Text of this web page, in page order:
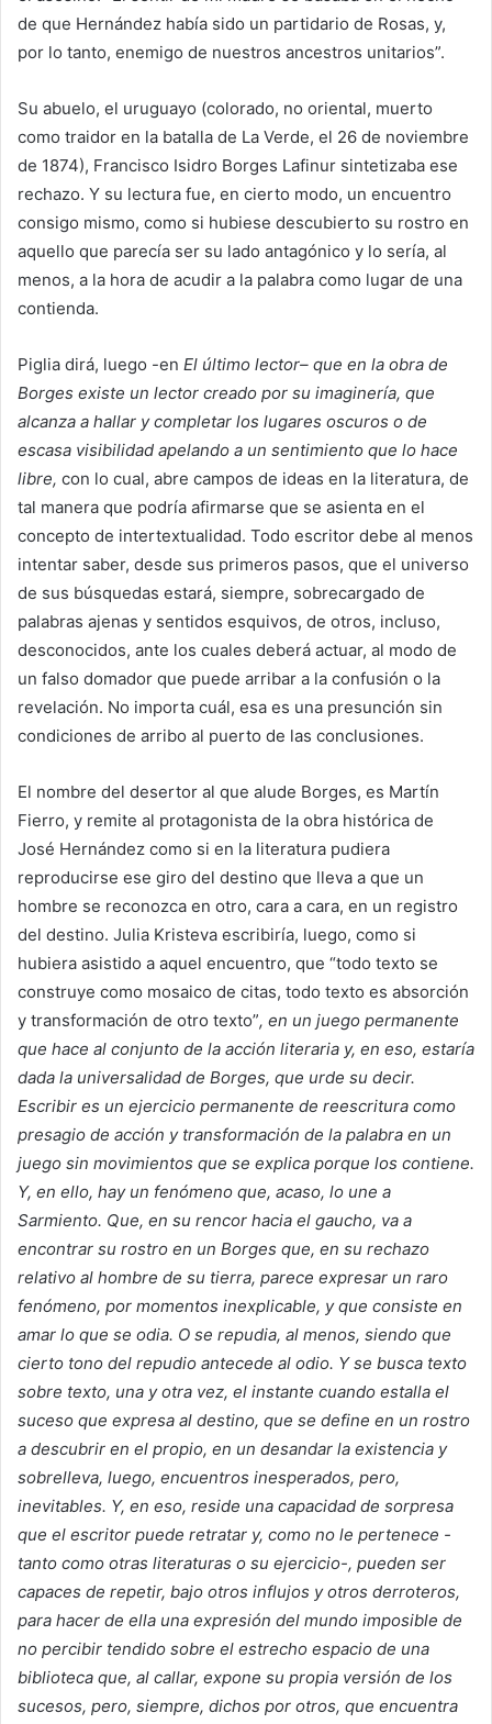
de que Hernández había sido un partidario de Rosas, y,
por lo tanto, enemigo de nuestros ancestros unitarios”.
Su abuelo, el uruguayo (colorado, no oriental, muerto
como traidor en la batalla de La Verde, el 26 de noviembre
de 1874), Francisco Isidro Borges Lafinur sintetizaba ese
rechazo. Y su lectura fue, en cierto modo, un encuentro
consigo mismo, como si hubiese descubierto su rostro en
aquello que parecía ser su lado antagónico y lo sería, al
menos, a la hora de acudir a la palabra como lugar de una
contienda.
Piglia dirá, luego -en El último lector– que en la obra de
Borges existe un lector creado por su imaginería, que
alcanza a hallar y completar los lugares oscuros o de
escasa visibilidad apelando a un sentimiento que lo hace
libre, con lo cual, abre campos de ideas en la literatura, de
tal manera que podría afirmarse que se asienta en el
concepto de intertextualidad. Todo escritor debe al menos
intentar saber, desde sus primeros pasos, que el universo
de sus búsquedas estará, siempre, sobrecargado de
palabras ajenas y sentidos esquivos, de otros, incluso,
desconocidos, ante los cuales deberá actuar, al modo de
un falso domador que puede arribar a la confusión o la
revelación. No importa cuál, esa es una presunción sin
condiciones de arribo al puerto de las conclusiones.
El nombre del desertor al que alude Borges, es Martín
Fierro, y remite al protagonista de la obra histórica de
José Hernández como si en la literatura pudiera
reproducirse ese giro del destino que lleva a que un
hombre se reconozca en otro, cara a cara, en un registro
del destino. Julia Kristeva escribiría, luego, como si
hubiera asistido a aquel encuentro, que “todo texto se
construye como mosaico de citas, todo texto es absorción
y transformación de otro texto”, en un juego permanente
que hace al conjunto de la acción literaria y, en eso, estaría
dada la universalidad de Borges, que urde su decir.
Escribir es un ejercicio permanente de reescritura como
presagio de acción y transformación de la palabra en un
juego sin movimientos que se explica porque los contiene.
Y, en ello, hay un fenómeno que, acaso, lo une a
Sarmiento. Que, en su rencor hacia el gaucho, va a
encontrar su rostro en un Borges que, en su rechazo
relativo al hombre de su tierra, parece expresar un raro
fenómeno, por momentos inexplicable, y que consiste en
amar lo que se odia. O se repudia, al menos, siendo que
cierto tono del repudio antecede al odio. Y se busca texto
sobre texto, una y otra vez, el instante cuando estalla el
suceso que expresa al destino, que se define en un rostro
a descubrir en el propio, en un desandar la existencia y
sobrelleva, luego, encuentros inesperados, pero,
inevitables. Y, en eso, reside una capacidad de sorpresa
que el escritor puede retratar y, como no le pertenece -
tanto como otras literaturas o su ejercicio-, pueden ser
capaces de repetir, bajo otros influjos y otros derroteros,
para hacer de ella una expresión del mundo imposible de
no percibir tendido sobre el estrecho espacio de una
biblioteca que, al callar, expone su propia versión de los
sucesos, pero, siempre, dichos por otros, que encuentra